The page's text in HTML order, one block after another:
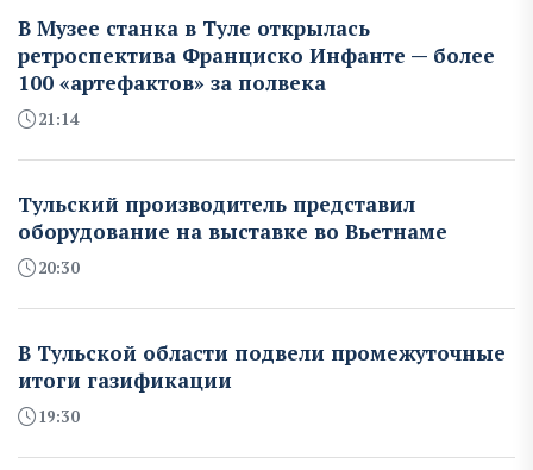
В Музее станка в Туле открылась
ретроспектива Франциско Инфанте — более
100 «артефактов» за полвека
21:14
Тульский производитель представил
оборудование на выставке во Вьетнаме
20:30
В Тульской области подвели промежуточные
итоги газификации
19:30